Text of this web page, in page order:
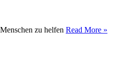
zu helfen Read More »